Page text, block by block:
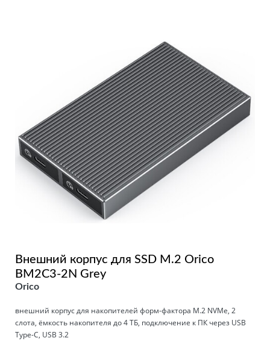
Внешний корпус для SSD M.2 Orico
BM2C3-2N Grey
Orico
внешний корпус для накопителей форм-фактора M.2 NVMe, 2
слота, ёмкость накопителя до 4 ТБ, подключение к ПК через USB
Type-C, USB 3.2